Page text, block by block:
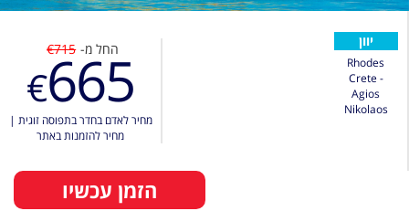
יוון
Rhodes
Crete -
Agios
Nikolaos
החל מ- €715
€665
מחיר לאדם בחדר בתפוסה זוגית |
מחיר להזמנות באתר
הזמן עכשיו